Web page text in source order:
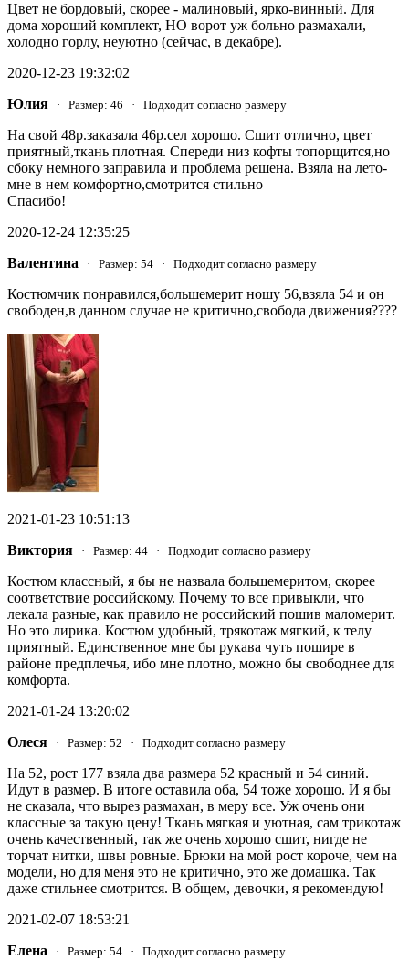
Цвет не бордовый, скорее - малиновый, ярко-винный. Для
дома хороший комплект, НО ворот уж больно размахали,
холодно горлу, неуютно (сейчас, в декабре).
2020-12-23 19:32:02
Юлия · Размер: 46 · Подходит согласно размеру
На свой 48р.заказала 46р.сел хорошо. Сшит отлично, цвет
приятный,ткань плотная. Спереди низ кофты топорщится,но
сбоку немного заправила и проблема решена. Взяла на лето-
мне в нем комфортно,смотрится стильно
Спасибо!
2020-12-24 12:35:25
Валентина · Размер: 54 · Подходит согласно размеру
Костюмчик понравился,большемерит ношу 56,взяла 54 и он
свободен,в данном случае не критично,свобода движения????
2021-01-23 10:51:13
Виктория · Размер: 44 · Подходит согласно размеру
Костюм классный, я бы не назвала большемеритом, скорее
соответствие российскому. Почему то все привыкли, что
лекала разные, как правило не российский пошив маломерит.
Но это лирика. Костюм удобный, трякотаж мягкий, к телу
приятный. Единственное мне бы рукава чуть пошире в
районе предплечья, ибо мне плотно, можно бы свободнее для
комфорта.
2021-01-24 13:20:02
Олеся · Размер: 52 · Подходит согласно размеру
На 52, рост 177 взяла два размера 52 красный и 54 синий.
Идут в размер. В итоге оставила оба, 54 тоже хорошо. И я бы
не сказала, что вырез размахан, в меру все. Уж очень они
классные за такую цену! Ткань мягкая и уютная, сам трикотаж
очень качественный, так же очень хорошо сшит, нигде не
торчат нитки, швы ровные. Брюки на мой рост короче, чем на
модели, но для меня это не критично, это же домашка. Так
даже стильнее смотрится. В общем, девочки, я рекомендую!
2021-02-07 18:53:21
Елена · Размер: 54 · Подходит согласно размеру